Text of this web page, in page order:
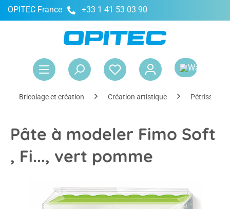
principal
OPITEC France +33 1 41 53 03 90
Bricolage et création Création artistique Pétrissage
Pâte à modeler Fimo Soft
, Fi..., vert pomme